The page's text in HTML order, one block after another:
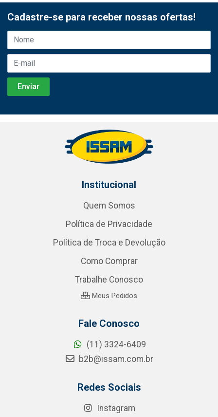
Cadastre-se para receber nossas ofertas!
Institucional
Quem Somos
Política de Privacidade
Política de Troca e Devolução
Como Comprar
Trabalhe Conosco
Meus Pedidos
Fale Conosco
(11) 3324-6409
b2b@issam.com.br
Redes Sociais
Instagram